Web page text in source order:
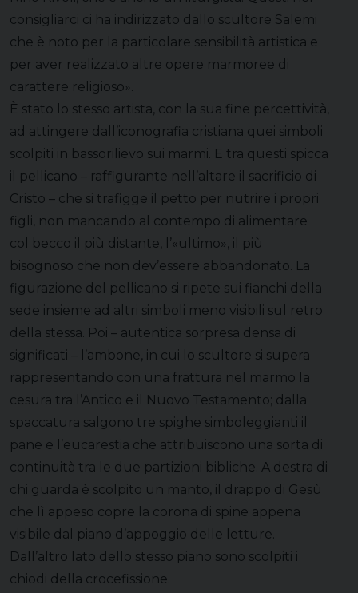
consigliarci ci ha indirizzato dallo scultore Salemi
che è noto per la particolare sensibilità artistica e
per aver realizzato altre opere marmoree di
carattere religioso».
È stato lo stesso artista, con la sua fine percettività,
ad attingere dall’iconografia cristiana quei simboli
scolpiti in bassorilievo sui marmi. E tra questi spicca
il pellicano – raffigurante nell’altare il sacrificio di
Cristo – che si trafigge il petto per nutrire i propri
figli, non mancando al contempo di alimentare
col becco il più distante, l’«ultimo», il più
bisognoso che non dev’essere abbandonato. La
figurazione del pellicano si ripete sui fianchi della
sede insieme ad altri simboli meno visibili sul retro
della stessa. Poi – autentica sorpresa densa di
significati – l’ambone, in cui lo scultore si supera
rappresentando con una frattura nel marmo la
cesura tra l’Antico e il Nuovo Testamento; dalla
spaccatura salgono tre spighe simboleggianti il
pane e l’eucarestia che attribuiscono una sorta di
continuità tra le due partizioni bibliche. A destra di
chi guarda è scolpito un manto, il drappo di Gesù
che lì appeso copre la corona di spine appena
visibile dal piano d’appoggio delle letture.
Dall’altro lato dello stesso piano sono scolpiti i
chiodi della crocefissione.